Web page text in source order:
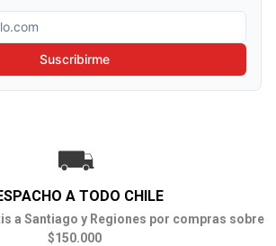
Suscribirme
A TODO CHILE
a Santiago y Regiones por compras sobre
$150.000